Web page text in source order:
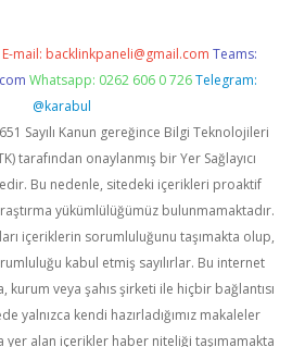
E-mail: backlinkpaneli@gmail.com Teams:
Whatsapp: 0262 606 0 726 Telegram:
@karabul
Sayılı Kanun gereğince Bilgi Teknolojileri
tarafından onaylanmış bir Yer Sağlayıcı
Bu nedenle, sitedeki içerikleri proaktif
yükümlülüğümüz bulunmamaktadır.
içeriklerin sorumluluğunu taşımakta olup,
kabul etmiş sayılırlar. Bu internet
veya şahıs şirketi ile hiçbir bağlantısı
yalnızca kendi hazırladığımız makaleler
yer alan içerikler haber niteliği taşımamakta